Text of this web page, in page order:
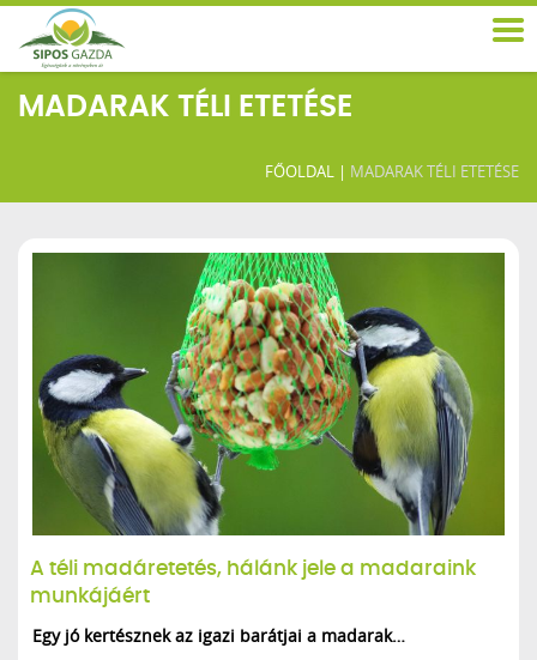
MADARAK TÉLI ETETÉSE
FŐOLDAL | MADARAK TÉLI ETETÉSE
A téli madáretetés, hálánk jele a madaraink
munkájáért
Egy jó kertésznek az igazi barátjai a madarak…